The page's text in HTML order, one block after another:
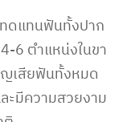
ดแทนฟันทั้งปาก
6 ตำแหน่งในขา
ญเสียฟันทั้งหมด
ะมีความสวยงาม